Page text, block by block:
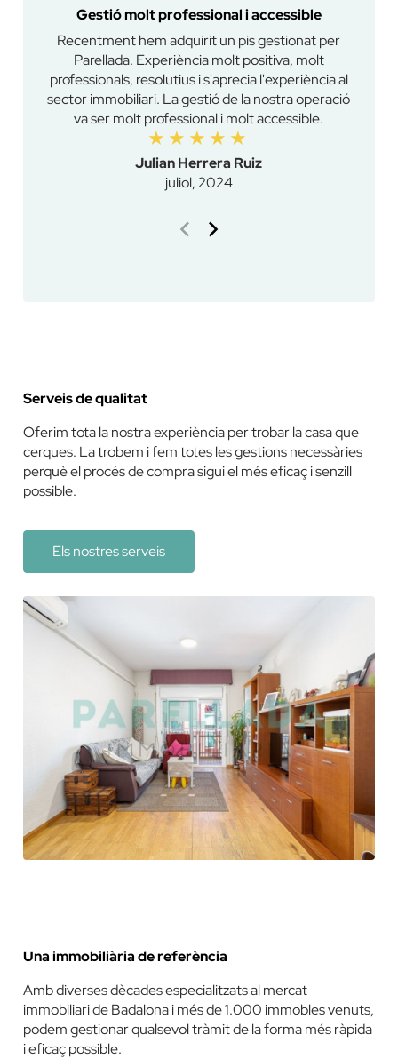
Gestió molt professional i accessible
Recentment hem adquirit un pis gestionat per
Parellada. Experiència molt positiva, molt
professionals, resolutius i s'aprecia l'experiència al
sector immobiliari. La gestió de la nostra operació
va ser molt professional i molt accessible.
Julian Herrera Ruiz
juliol, 2024
Serveis de qualitat
Oferim tota la nostra experiència per trobar la casa que
cerques. La trobem i fem totes les gestions necessàries
perquè el procés de compra sigui el més eficaç i senzill
possible.
Els nostres serveis
Una immobiliària de referència
Amb diverses dècades especialitzats al mercat
immobiliari de Badalona i més de 1.000 immobles venuts,
podem gestionar qualsevol tràmit de la forma més ràpida
i eficaç possible.